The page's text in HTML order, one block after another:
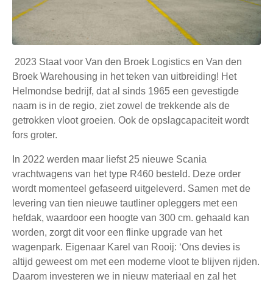
2023 Staat voor Van den Broek Logistics en Van den
Broek Warehousing in het teken van uitbreiding! Het
Helmondse bedrijf, dat al sinds 1965 een gevestigde
naam is in de regio, ziet zowel de trekkende als de
getrokken vloot groeien. Ook de opslagcapaciteit wordt
fors groter.
In 2022 werden maar liefst 25 nieuwe Scania
vrachtwagens van het type R460 besteld. Deze order
wordt momenteel gefaseerd uitgeleverd. Samen met de
levering van tien nieuwe tautliner opleggers met een
hefdak, waardoor een hoogte van 300 cm. gehaald kan
worden, zorgt dit voor een flinke upgrade van het
wagenpark. Eigenaar Karel van Rooij: ‘Ons devies is
altijd geweest om met een moderne vloot te blijven rijden.
Daarom investeren we in nieuw materiaal en zal het